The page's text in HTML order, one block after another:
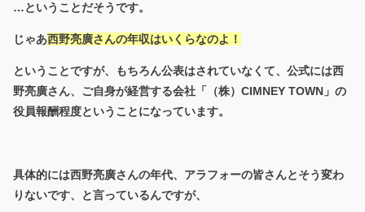
…ということだそうです。
じゃあ西野亮廣さんの年収はいくらなのよ！
ということですが、もちろん公表はされていなくて、公式には西
野亮廣さん、ご自身が経営する会社「（株）CIMNEY TOWN」の
役員報酬程度ということになっています。
具体的には西野亮廣さんの年代、アラフォーの皆さんとそう変わ
りないです、と言っているんですが、